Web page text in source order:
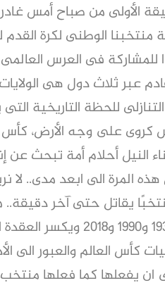
الأولى من صباح أمس
منتخبنا الوطنى لكرة القدم
عبر ثلاث دول هى
على وجه الأرض، كأس
النيل أحلام أمة تبحث عن
المرة الى ابعد مدى.. لا
يقاتل حتى آخر
أعوام ١٩٣٤ و١٩٩٠
كأس العالم والعبور الى
ان يفعلها كما فعلها